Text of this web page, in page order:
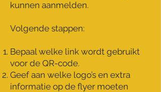
kunnen aanmelden.
Volgende stappen:
Bepaal welke link wordt gebruikt
voor de QR-code.
Geef aan welke logo’s en extra
informatie op de flyer moeten